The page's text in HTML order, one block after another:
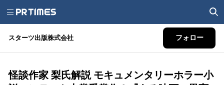
スターツ出版株式会社 フォロー
怪談作家 梨氏解説 モキュメンタリーホラー小